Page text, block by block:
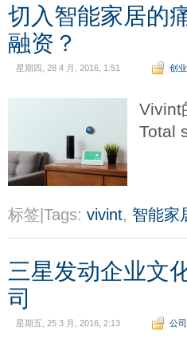
切入智能家居的
融资？
星期四, 28 4 月, 2016, 1:51 创业
Vivint
Total
标签|Tags: vivint, 智能家
三星发动企业文
司
星期五, 25 3 月, 2016, 2:13 公司